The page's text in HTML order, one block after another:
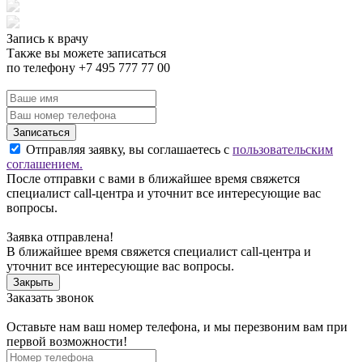
Запись к врачу
Также вы можете записаться
по телефону +7 495 777 77 00
Записаться
Отправляя заявку, вы соглашаетесь с пользовательским
соглашением.
После отправки с вами в ближайшее время свяжется
специалист call-центра и уточнит все интересующие вас
вопросы.
Заявка отправлена!
В ближайшее время свяжется специалист call-центра и
уточнит все интересующие вас вопросы.
Закрыть
Заказать звонок
Оставьте нам ваш номер телефона, и мы перезвоним вам при
первой возможности!